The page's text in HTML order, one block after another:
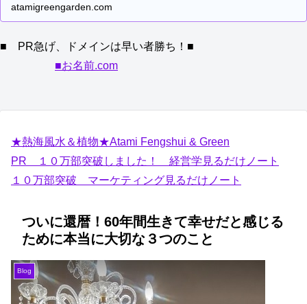
atamigreengarden.com
■ PR急げ、ドメインは早い者勝ち！■
■お名前.com
★熱海風水＆植物★Atami Fengshui & Green
PR １０万部突破しました！ 経営学見るだけノート
１０万部突破 マーケティング見るだけノート
ついに還暦！60年間生きて幸せだと感じる
ために本当に大切な３つのこと
Blog